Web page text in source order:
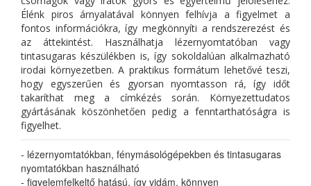
Élénk piros árnyalatával könnyen felhívja a figyelmet a
fontos információkra, így megkönnyíti a rendszerezést és
az áttekintést. Használhatja lézernyomtatóban vagy
tintasugaras készülékben is, így sokoldalúan alkalmazható
irodai környezetben. A praktikus formátum lehetővé teszi,
hogy egyszerűen és gyorsan nyomtasson rá, így időt
takaríthat meg a címkézés során. Környezettudatos
gyártásának köszönhetően pedig a fenntarthatóságra is
figyelhet.
- lézernyomtatókban, fénymásológépekben és tintasugaras
nyomtatókban használható
- figyelemfelkeltő hatású, így vidám, könnyen